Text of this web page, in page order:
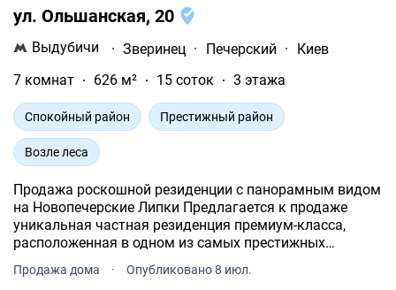
ул. Ольшанская, 20
Выдубичи · Зверинец · Печерский ·
Киев
7 комнат
626 м² 15 соток 3 этажа
Спокойный район Престижный район
Возле леса
Продажа роскошной резиденции с панорамным видом
на Новопечерские Липки Предлагается к продаже
уникальная частная резиденция премиум-класса,
расположенная в одном из самых престижных
Продажа дома · Опубликовано 8 июл.